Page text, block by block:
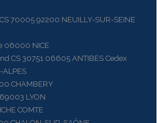
70005 92200 NEUILLY-SUR-SEINE
06000 NICE
30751 06605 ANTIBES Cedex
ALPES
CHAMBERY
LYON
COMTE